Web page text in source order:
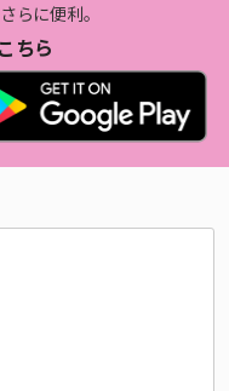
らに便利。
ちら